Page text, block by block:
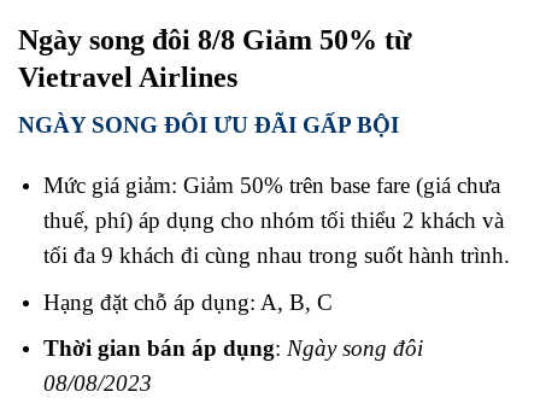
Ngày song đôi 8/8 Giảm 50% từ
Vietravel Airlines
NGÀY SONG ĐÔI ƯU ĐÃI GẤP BỘI
Mức giá giảm: Giảm 50% trên base fare (giá chưa
thuế, phí) áp dụng cho nhóm tối thiểu 2 khách và
tối đa 9 khách đi cùng nhau trong suốt hành trình.
Hạng đặt chỗ áp dụng: A, B, C
Thời gian bán áp dụng: Ngày song đôi
08/08/2023